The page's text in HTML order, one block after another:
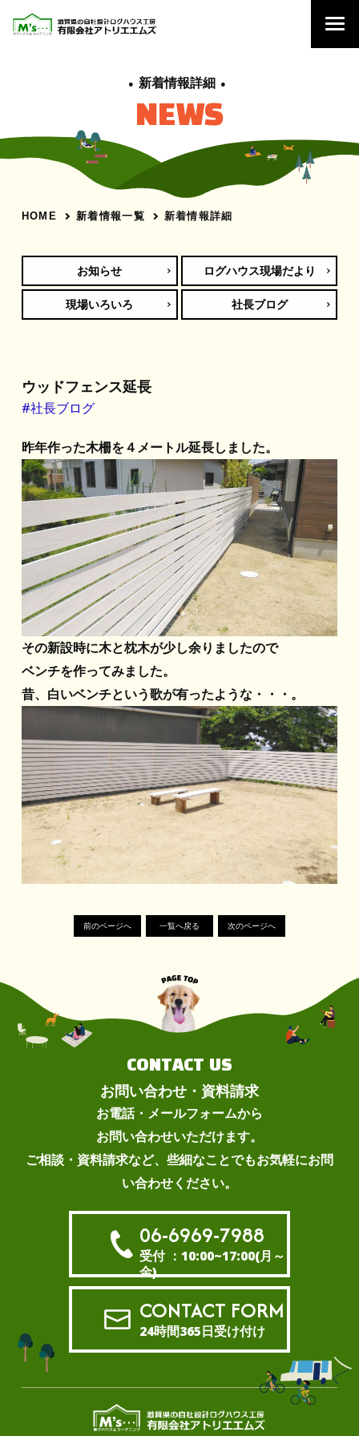
新着情報詳細
NEWS
HOME 新着情報一覧 新着情報詳細
お知らせ ログハウス現場だより
現場いろいろ 社長ブログ
ウッドフェンス延長
#社長ブログ
昨年作った木柵を４メートル延長しました。
その新設時に木と枕木が少し余りましたので
ベンチを作ってみました。
昔、白いベンチという歌が有ったような・・・。
前のページへ 一覧へ戻る 次のページへ
CONTACT US
お問い合わせ・資料請求
お電話・メールフォームから
お問い合わせいただけます。
ご相談・資料請求など、些細なことでもお気軽にお問
い合わせください。
06-6969-7988
受付 ：10:00~17:00(月～
金)
CONTACT FORM
24時間365日受け付け